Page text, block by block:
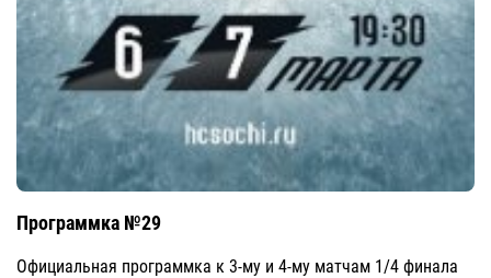
Программка №29
Официальная программка к 3-му и 4-му матчам 1/4 финала